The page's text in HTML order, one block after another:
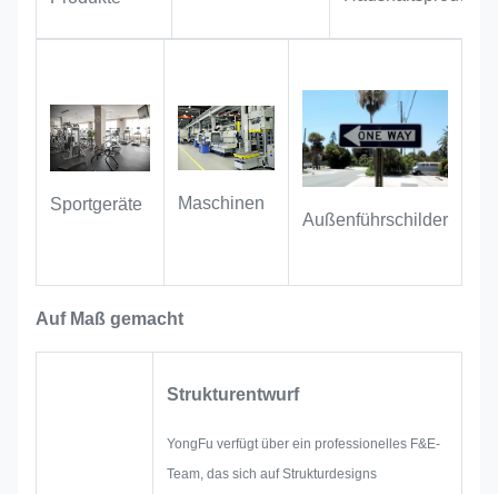
Sportgeräte
Maschinen
Außenführschilder
Auf Maß gemacht
Strukturentwurf
YongFu verfügt über ein professionelles F&E-
Team, das sich auf Strukturdesigns